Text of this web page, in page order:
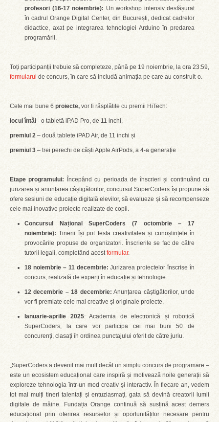
profesori (16-17 noiembrie): Un workshop intensiv desfășurat
în cadrul Orange Digital Center, din București, dedicat cadrelor
didactice, axat pe integrarea tehnologiei Arduino în predarea
programării.
Toți participanții trebuie să completeze, până pe 19 noiembrie, la ora 23:59,
formularul de concurs, în care să includă animația pe care au construit-o.
Cele mai bune 6 proiecte, vor fi răsplătite cu premii HiTech:
locul întâi - o tabletă iPAD Pro, de 11 inchi,
premiul 2 – două tablete iPAD Air, de 11 inchi și
premiul 3 – trei perechi de căști Apple AirPods, a 4-a generație
Etape programului:
Începând cu perioada de înscrieri și continuând cu
jurizarea și anunțarea câștigătorilor, concursul SuperCoders își propune să
ofere sesiuni de educație digitală elevilor, să evalueze și să recompenseze
cele mai inovative proiecte realizate de copii.
Concursul Național SuperCoders (7 octombrie – 17
noiembrie): Tinerii își pot testa creativitatea și cunoștințele în
provocările propuse de organizatori. Înscrierile se fac de către
tutorii legali, completând acestformular.
18 noiembrie – 11 decembrie: Jurizarea proiectelor înscrise în
concurs, realizată de experți în educație și tehnologie.
12 decembrie – 18 decembrie: Anunțarea câștigătorilor, unde
vor fi premiate cele mai creative și originale proiecte.
Ianuarie-aprilie 2025: Academia de electronică și robotică
SuperCoders, la care vor participa cei mai buni 50 de
concurenți, clasați în ordinea punctajului oferit de către juriu.
„SuperCoders a devenit mai mult decât un simplu concurs de programare –
este un ecosistem educațional care inspiră și motivează noile generații să
exploreze tehnologia într-un mod creativ și interactiv. În fiecare an, vedem
tot mai mulți tineri talentați și entuziasmați, gata să devină creatorii lumii
digitale de mâine. Fundația Orange continuă să susțină acest demers
educațional prin oferirea resurselor și oportunităților necesare pentru